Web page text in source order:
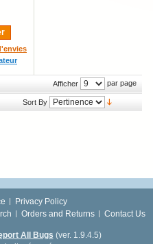
Afficher par page
Sort By
Privacy Policy
Orders and Returns Contact Us
All Bugs (ver. 1.9.4.5)